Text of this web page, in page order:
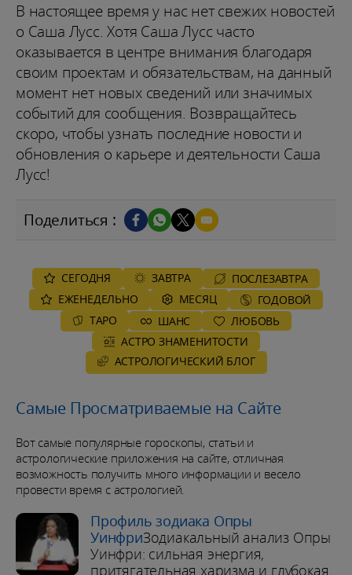
В настоящее время у нас нет свежих новостей
о Саша Лусс. Хотя Саша Лусс часто
оказывается в центре внимания благодаря
своим проектам и обязательствам, на данный
момент нет новых сведений или значимых
событий для сообщения. Возвращайтесь
скоро, чтобы узнать последние новости и
обновления о карьере и деятельности Саша
Лусс!
Поделиться :
СЕГОДНЯ ЗАВТРА
ПОСЛЕЗАВТРА
ЕЖЕНЕДЕЛЬНО
MЕСЯЦ
ГОДОВОЙ
ТАРО
ШАНС
ЛЮБОВЬ
АСТРО ЗНАМЕНИТОСТИ
AСТРОЛОГИЧЕСКИЙ БЛОГ
Самые Просматриваемые на Сайте
Вот самые популярные гороскопы, статьи и
астрологические приложения на сайте, отличная
возможность получить много информации и весело
провести время с астрологией.
Профиль зодиака Опры
УинфриЗодиакальный анализ Опры
Уинфри: сильная энергия,
притягательная харизма и глубокая